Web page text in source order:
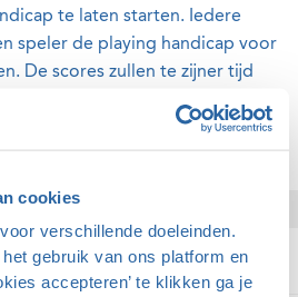
cookies
verschillende doeleinden.
gebruik van ons platform en
accepteren’ te klikken ga je
te laten starten. Iedere
speler de playing handicap voor
De scores zullen te zijner tijd
veelgestelde vragen.